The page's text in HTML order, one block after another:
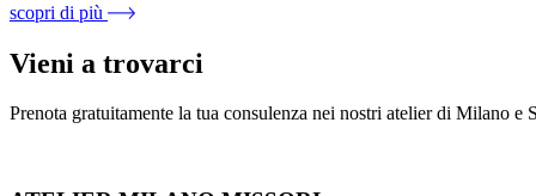
scopri di più
Vieni a trovarci
Prenota gratuitamente la tua consulenza nei nostri atelier di Milano e